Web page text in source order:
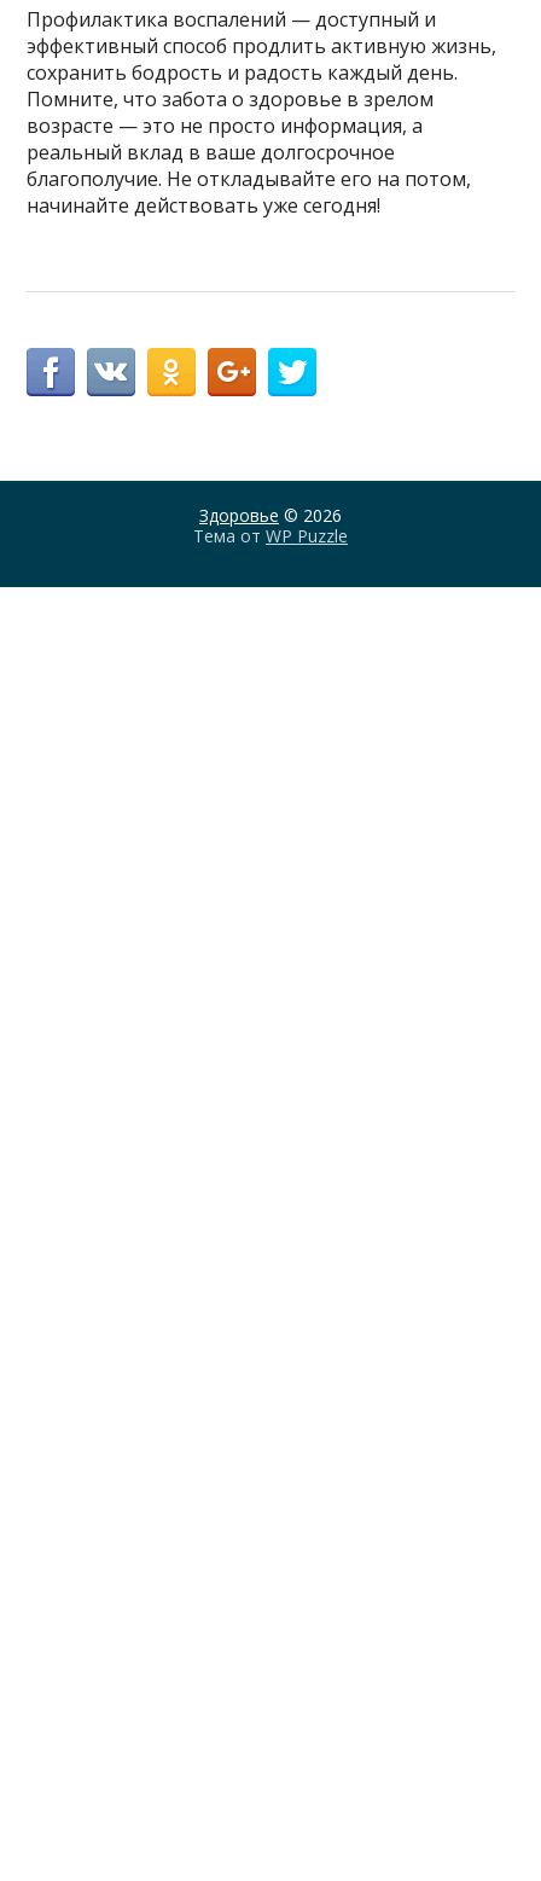
Профилактика воспалений — доступный и
эффективный способ продлить активную жизнь,
сохранить бодрость и радость каждый день.
Помните, что забота о здоровье в зрелом
возрасте — это не просто информация, а
реальный вклад в ваше долгосрочное
благополучие. Не откладывайте его на потом,
начинайте действовать уже сегодня!
Здоровье © 2026
Тема от WP Puzzle